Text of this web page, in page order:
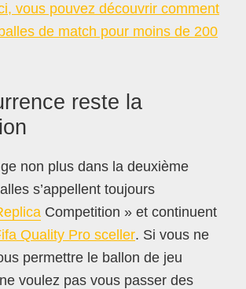
vous pouvez découvrir comment
de match pour moins de 200
reste la
non plus dans la deuxième
s’appellent toujours
Competition » et continuent
Quality Pro sceller. Si vous ne
permettre le ballon de jeu
voulez pas vous passer des